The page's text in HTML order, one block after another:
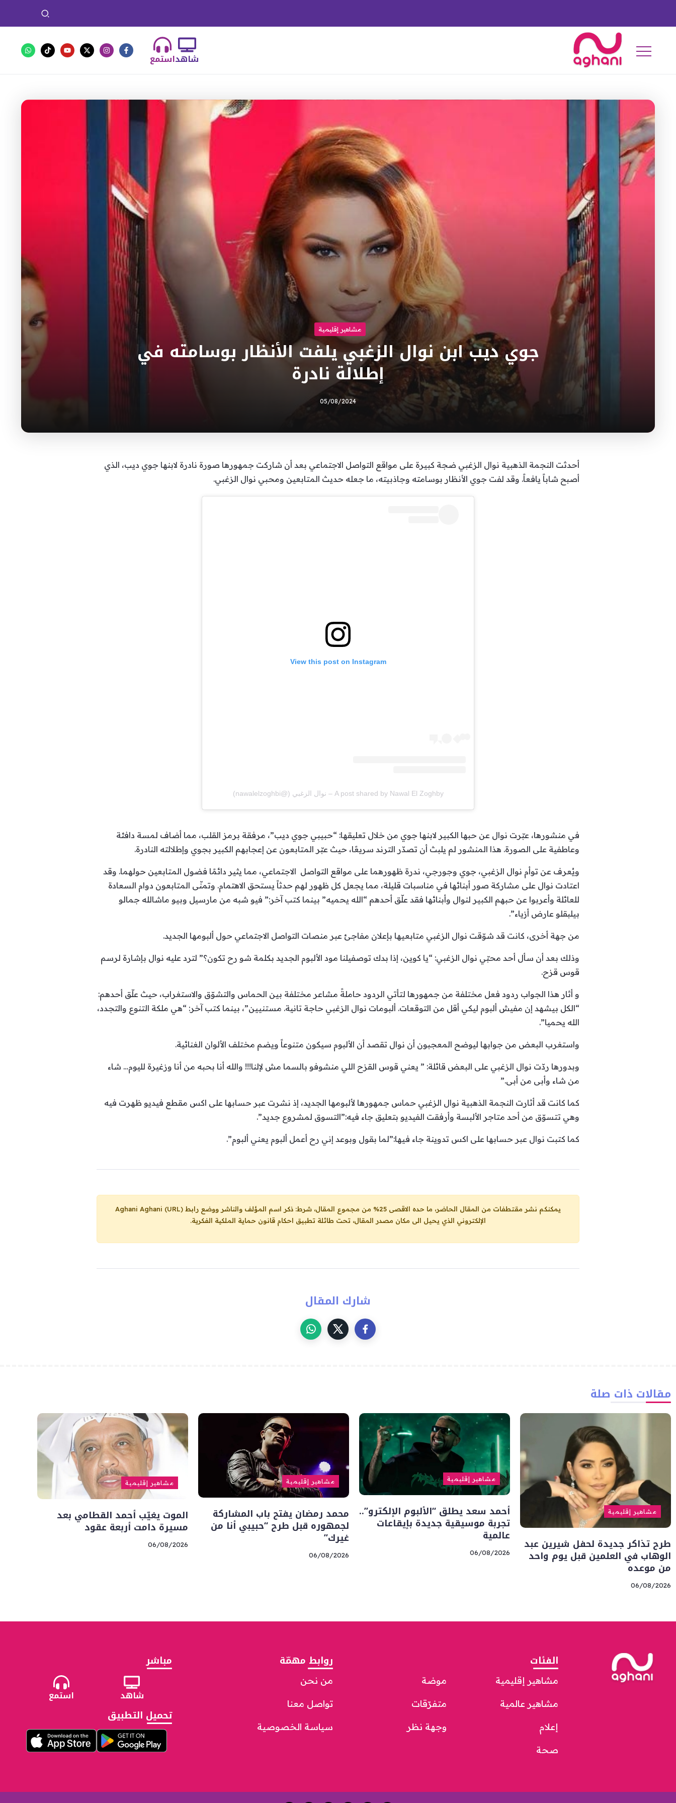
استمعشاهد
مشاهير إقليمية
جوي ديب ابن نوال الزغبي يلفت الأنظار بوسامته في
إطلالة نادرة
05/08/2024
أحدثت النجمة الذهبية نوال الزغبي ضجة كبيرة على مواقع التواصل الاجتماعي بعد أن شاركت جمهورها صورة نادرة لابنها جوي ديب، الذي
أصبح شاباً يافعاً. وقد لفت جوي الأنظار بوسامته وجاذبيته، ما جعله حديث المتابعين ومحبي نوال الزغبي.
View this post on Instagram
A post shared by Nawal El Zoghby – نوال الزغبي (@nawalelzoghbi)
في منشورها، عبّرت نوال عن حبها الكبير لابنها جوي من خلال تعليقها: “حبيبي جوي ديب”، مرفقة برمز القلب، مما أضاف لمسة دافئة
وعاطفية على الصورة. هذا المنشور لم يلبث أن تصدّر الترند سريعًا، حيث عبّر المتابعون عن إعجابهم الكبير بجوي وإطلالته النادرة.
ويُعرف عن توأم نوال الزغبي، جوي وجورجي، ندرة ظهورهما على مواقع التواصل الاجتماعي، مما يثير دائمًا فضول المتابعين حولهما. وقد
اعتادت نوال على مشاركة صور أبنائها في مناسبات قليلة، مما يجعل كل ظهور لهم حدثاً يستحق الاهتمام. وتمنّى المتابعون دوام السعادة
للعائلة وأعربوا عن حبهم الكبير لنوال وأبنائها فقد علّق أحدهم “الله يحميه” بينما كتب آخر:” فيو شبه من مارسيل وبيو ماشالله جمالو
بيلبقلو عارض أزياء”.
من جهة أخرى، كانت قد شوّقت نوال الزغبي متابعيها بإعلان مفاجئ عبر منصات التواصل الاجتماعي حول ألبومها الجديد.
وذلك بعد أن سأل أحد محبّي نوال الزغبي: “يا كوين، إذا بدك توصفيلنا مود الألبوم الجديد بكلمة شو رح تكون؟” لترد عليه نوال بإشارة لرسم
قوس قزح.
و أثار هذا الجواب ردود فعل مختلفة من جمهورها لتأتي الردود حاملةً مشاعر مختلفة بين الحماس والتشوّق والاستغراب، حيث علّق أحدهم:
“الكل بيشهد إن مفيش ألبوم ليكي أقل من التوقعات. ألبومات نوال الزغبي حاجة تانية. مستنيين”، بينما كتب آخر: “هي ملكة التنوع والتجدد،
الله يحميا”.
واستغرب البعض من جوابها ليوضح المعجبون أن نوال تقصد أن الألبوم سيكون متنوعاً ويضم مختلف الألوان الغنائية.
وبدورها ردّت نوال الزغبي على البعض قائلة: ” يعني قوس القزح اللي منشوفو بالسما مش لإلنا!!! والله أنا بحبه من أنا وزغيرة لليوم… شاء
من شاء وأبى من أبى.”
كما كانت قد أثارت النجمة الذهبية نوال الزغبي حماس جمهورها لألبومها الجديد، إذ نشرت عبر حسابها على اكس مقطع فيديو ظهرت فيه
وهي تتسوّق من أحد متاجر الألبسة وأرفقت الفيديو بتعليق جاء فيه:”التسوق لمشروع جديد”.
كما كتبت نوال عبر حسابها على اكس تدوينة جاء فيها:”لما بقول وبوعد إني رح أعمل ألبوم يعني ألبوم”.
يمكنكم نشر مقتطفات من المقال الحاضر، ما حده الاقصى 25% من مجموع المقال، شرط: ذكر اسم المؤلف والناشر ووضع رابط
Aghani Aghani (URL)
الإلكتروني الذي يحيل الى مكان مصدر المقال، تحت طائلة تطبيق احكام قانون حماية الملكية الفكرية.
شارك المقال
مقالات ذات صلة
مشاهير إقليمية
طرح تذاكر جديدة لحفل شيرين عبد
الوهاب في العلمين قبل يوم واحد
من موعده
06/08/2026
مشاهير إقليمية
أحمد سعد يطلق “الألبوم الإلكترو”..
تجربة موسيقية جديدة بإيقاعات
عالمية
06/08/2026
مشاهير إقليمية
محمد رمضان يفتح باب المشاركة
لجمهوره قبل طرح “حبيبي أنا من
غيرك”
06/08/2026
مشاهير إقليمية
الموت يغيّب أحمد القطامي بعد
مسيرة دامت أربعة عقود
06/08/2026
الفئات
مشاهير إقليمية
مشاهير عالمية
إعلام
صحة
موضة
متفرّقات
وجهة نظر
روابط مهمّة
من نحن
تواصل معنا
سياسة الخصوصية
مباشر
شاهد استمع
تحميل التطبيق